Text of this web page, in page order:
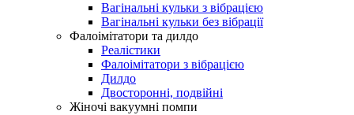
Вагінальні кульки з вібрацією
Вагінальні кульки без вібрації
Фалоімітатори та дилдо
Реалістики
Фалоімітатори з вібрацією
Дилдо
Двосторонні, подвійні
Жіночі вакуумні помпи